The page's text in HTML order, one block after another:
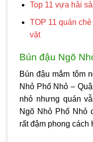
Top 11 vựa hải
TOP 11 quán
vặt
Bún đậu Ngõ
Bún đậu mắm tôm
Nhỏ Phố Nhỏ –
nhỏ nhưng quán
Ngõ Nhỏ Phố Nhỏ
rất đậm phong cách